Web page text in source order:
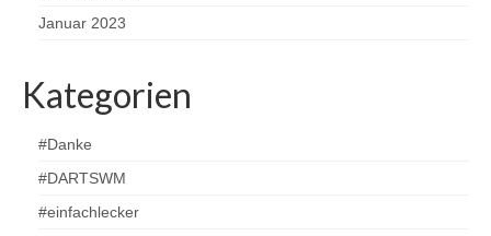
Januar 2023
Kategorien
#Danke
#DARTSWM
#einfachlecker